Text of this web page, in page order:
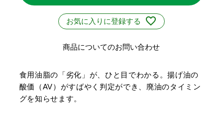
お気に入りに登録する
商品についてのお問い合わせ
食用油脂の「劣化」が、ひと目でわかる。揚げ油の
酸価（AV）がすばやく判定ができ、廃油のタイミン
グを知らせます。